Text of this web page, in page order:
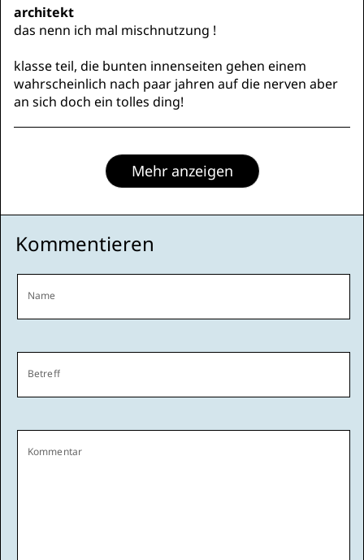
architekt
das nenn ich mal mischnutzung !
klasse teil, die bunten innenseiten gehen einem
wahrscheinlich nach paar jahren auf die nerven aber
an sich doch ein tolles ding!
Mehr anzeigen
Kommentieren
Name
Betreff
Kommentar